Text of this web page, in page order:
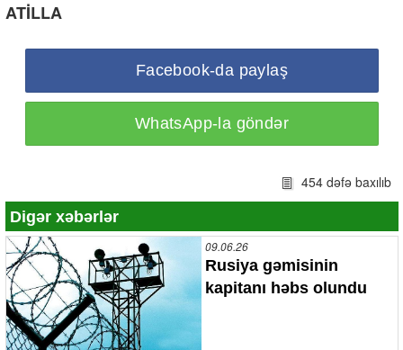
ATİLLA
Facebook-da paylaş
WhatsApp-la göndər
454 dəfə baxılıb
Digər xəbərlər
09.06.26
Rusiya gəmisinin
kapitanı həbs olundu